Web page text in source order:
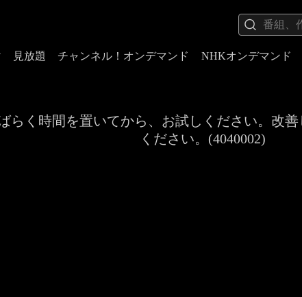
見放題 チャンネル！オンデマンド NHKオンデマンド
らく時間を置いてから、お試しください。改
ください。(4040002)